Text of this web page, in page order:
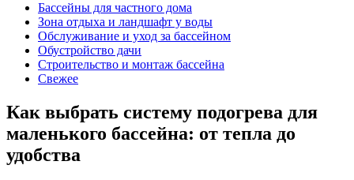
Бассейны для частного дома
Зона отдыха и ландшафт у воды
Обслуживание и уход за бассейном
Обустройство дачи
Строительство и монтаж бассейна
Свежее
Как выбрать систему подогрева для
маленького бассейна: от тепла до
удобства